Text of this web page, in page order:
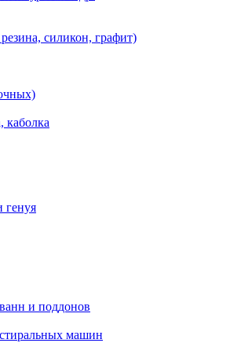
силикон, графит)
каболка
генуя
и поддонов
машин